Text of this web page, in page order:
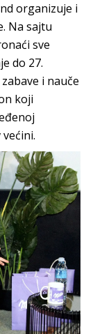
organizuje i
Na sajtu
sve
do 27.
i nauče
koji